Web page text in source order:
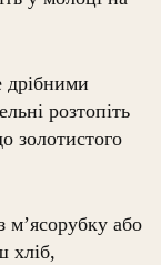
дрібними
розтопіть
золотистого
м’ясорубку або
хліб,